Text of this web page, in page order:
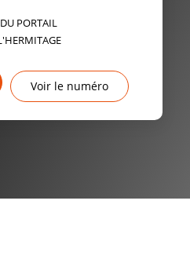
PORTAIL
Voir le numéro